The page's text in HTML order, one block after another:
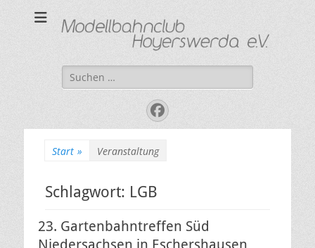
Modellbahnclub
Hoyerswerda e. V.
"Kleine Bahn ganz groß"
Suchen
nach:
Facebook
Start » Veranstaltung
Schlagwort: LGB
23. Gartenbahntreffen Süd
Niedersachsen in Eschershausen